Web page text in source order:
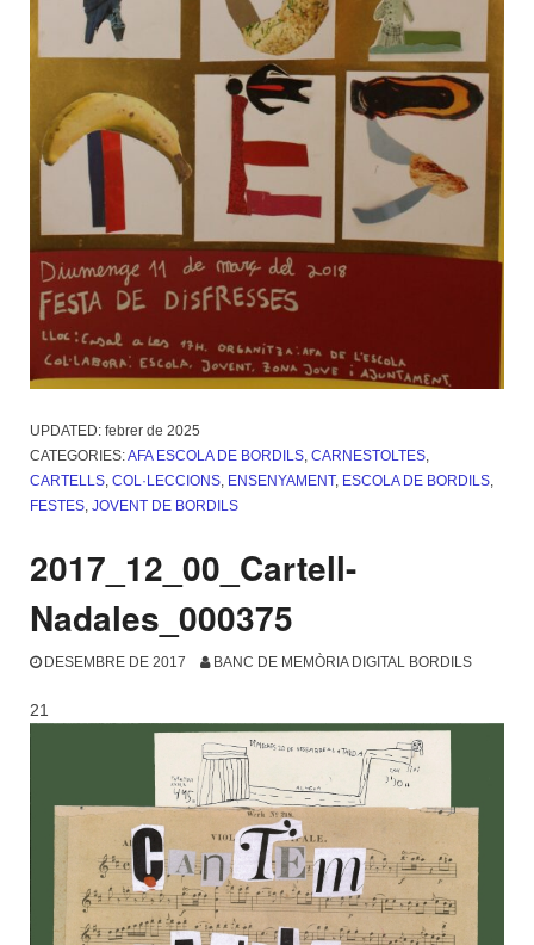
UPDATED: febrer de 2025
CATEGORIES:AFA ESCOLA DE BORDILS CARNESTOLTES
CARTELLS COL·LECCIONS ENSENYAMENT, ESCOLA DE BORDILS
FESTES JOVENT DE BORDILS
2017_12_00_Cartell-
Nadales_000375
DESEMBRE DE 2017 BANC DE MEMÒRIA DIGITAL BORDILS
21